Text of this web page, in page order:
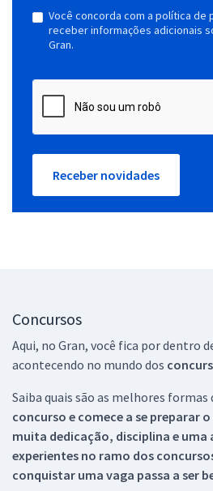
Você concorda com a política de
receber informações adicionais
Gran.
Receber novidades
Concursos
Aqui, no Gran, você fica por dentro
acontecendo no mundo dos
Saiba quais são as melhores formas
concurso e comece a se preparar
muita dedicação, disciplina e uma
experientes no ramo dos
conquistar uma vaga passa a ser